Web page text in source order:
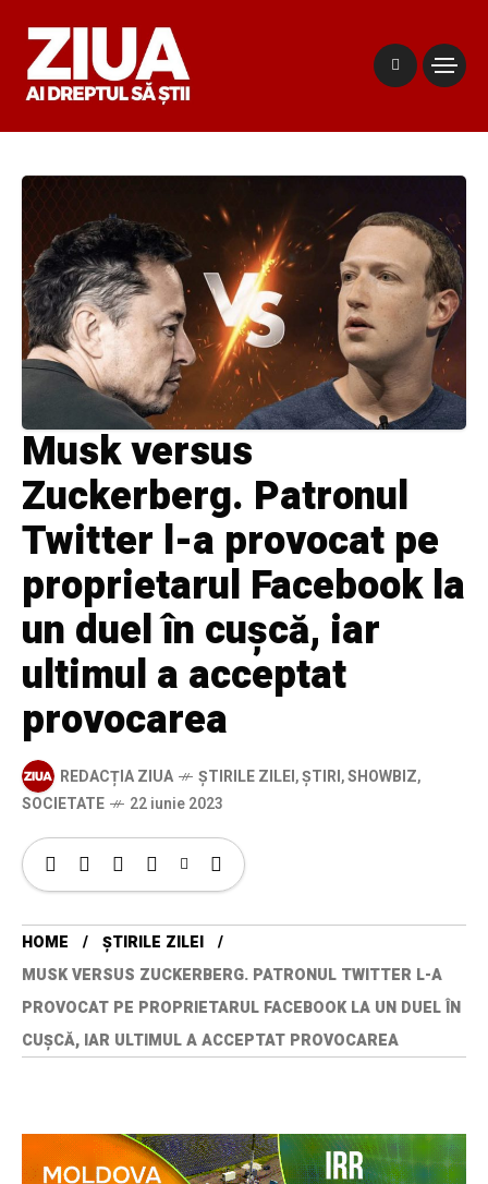
Musk versus
Zuckerberg. Patronul
Twitter l-a provocat pe
proprietarul Facebook la
un duel în cușcă, iar
ultimul a acceptat
provocarea
REDACȚIA ZIUA ȘTIRILE ZILEI,ȘTIRI,SHOWBIZ,
SOCIETATE
22 iunie 2023
HOME
ȘTIRILE ZILEI
MUSK VERSUS ZUCKERBERG. PATRONUL TWITTER L-A
PROVOCAT PE PROPRIETARUL FACEBOOK LA UN DUEL ÎN
CUȘCĂ, IAR ULTIMUL A ACCEPTAT PROVOCAREA